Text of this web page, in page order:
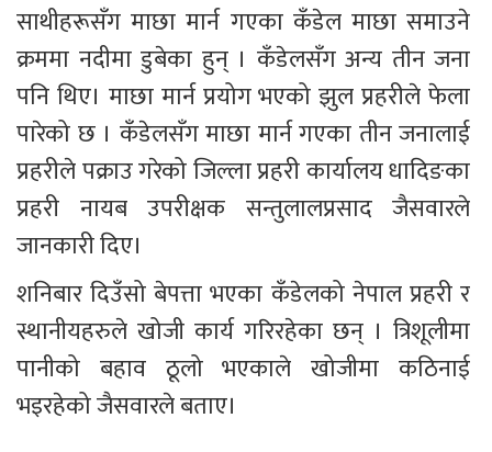
साथीहरूसँग माछा मार्न गएका कँडेल माछा समाउने
क्रममा नदीमा डुबेका हुन् । कँडेलसँग अन्य तीन जना
पनि थिए। माछा मार्न प्रयोग भएको झुल प्रहरीले फेला
पारेको छ । कँडेलसँग माछा मार्न गएका तीन जनालाई
प्रहरीले पक्राउ गरेको जिल्ला प्रहरी कार्यालय धादिङका
प्रहरी नायब उपरीक्षक सन्तुलालप्रसाद जैसवारले
जानकारी दिए।
शनिबार दिउँसो बेपत्ता भएका कँडेलको नेपाल प्रहरी र
स्थानीयहरुले खोजी कार्य गरिरहेका छन् । त्रिशूलीमा
पानीको बहाव ठूलो भएकाले खोजीमा कठिनाई
भइरहेको जैसवारले बताए।